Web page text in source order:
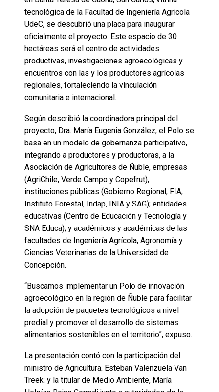
tecnológica de la Facultad de Ingeniería Agrícola
UdeC, se descubrió una placa para inaugurar
oficialmente el proyecto. Este espacio de 30
hectáreas será el centro de actividades
productivas, investigaciones agroecológicas y
encuentros con las y los productores agrícolas
regionales, fortaleciendo la vinculación
comunitaria e internacional.
Según describió la coordinadora principal del
proyecto, Dra. María Eugenia González, el Polo se
basa en un modelo de gobernanza participativo,
integrando a productores y productoras, a la
Asociación de Agricultores de Ñuble, empresas
(AgriChile, Verde Campo y Copefrut),
instituciones públicas (Gobierno Regional, FIA,
Instituto Forestal, Indap, INIA y SAG); entidades
educativas (Centro de Educación y Tecnología y
SNA Educa); y académicos y académicas de las
facultades de Ingeniería Agrícola, Agronomía y
Ciencias Veterinarias de la Universidad de
Concepción.
“Buscamos implementar un Polo de innovación
agroecológico en la región de Ñuble para facilitar
la adopción de paquetes tecnológicos a nivel
predial y promover el desarrollo de sistemas
alimentarios sostenibles en el territorio”, expuso.
La presentación contó con la participación del
ministro de Agricultura, Esteban Valenzuela Van
Treek; y la titular de Medio Ambiente, María